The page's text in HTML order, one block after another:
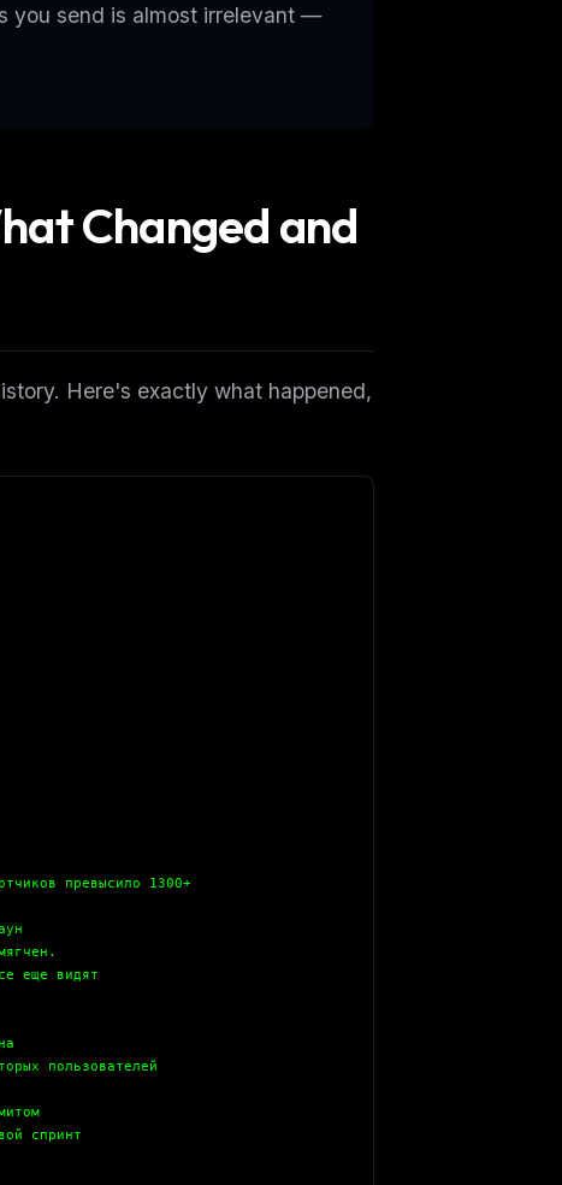
you send is almost irrelevant —
Changed and
Here's exactly what happened,
превысило 1300+
еще видят
пользователей
спринт